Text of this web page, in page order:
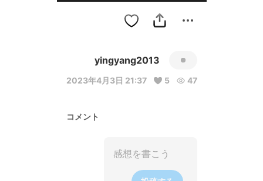
yingyang2013
2023年4月3日 21:37 5 47
コメント